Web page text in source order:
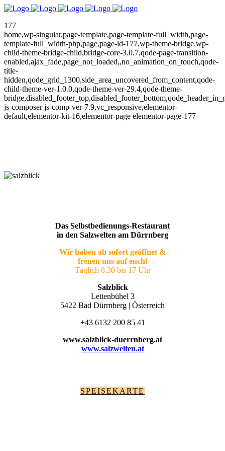
177
home,wp-singular,page-template,page-template-full_width,page-
template-full_width-php,page,page-id-177,wp-theme-bridge,wp-
child-theme-bridge-child,bridge-core-3.0.7,qode-page-transition-
enabled,ajax_fade,page_not_loaded,,no_animation_on_touch,qode-
title-
hidden,qode_grid_1300,side_area_uncovered_from_content,qode-
child-theme-ver-1.0.0,qode-theme-ver-29.4,qode-theme-
js-composer js-comp-ver-7.9,vc_responsive,elementor-
default,elementor-kit-16,elementor-page elementor-page-177
Das Selbstbedienungs-Restaurant
in den Salzwelten am Dürrnberg
Wir haben ab sofort geöffnet &
freuen uns auf euch!
Täglich 8.30 bis 17 Uhr
Salzblick
Lettenbühel 3
5422 Bad Dürrnberg | Österreich
+43 6132 200 85 41
www.salzblick-duerrnberg.at
www.salzwelten.at
SPEISEKARTE